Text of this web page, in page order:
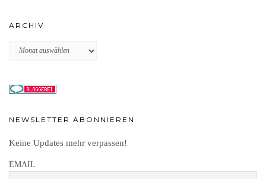
ARCHIV
Archiv
NEWSLETTER ABONNIEREN
Keine Updates mehr verpassen!
EMAIL